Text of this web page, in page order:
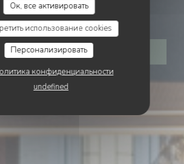
Ок, все активировать
использование cookies
Персонализировать
конфиденциальности
undefined
BAR A VINS
СТОЛИК